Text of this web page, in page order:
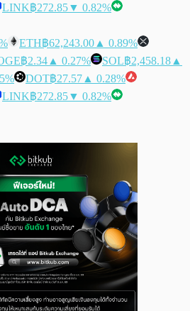
LINK฿272.85▼ 0.82%
ETH฿62,243.00 ▲ 0.89%
฿2.34 ▲ 0.27% SOL฿2,458.18 ▲
DOT฿27.57 ▲ 0.28%
LINK฿272.85▼ 0.82%